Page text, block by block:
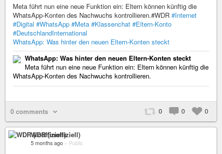
Meta führt nun eine neue Funktion ein: Eltern können künftig die
WhatsApp-Konten des Nachwuchs kontrollieren.#WDR #Internet
#Digital #WhatsApp #Meta #Klassenchat #Eltern-Konto
#DeutschlandInternational
WhatsApp: Was hinter den neuen Eltern-Konten steckt
WhatsApp: Was hinter den neuen Eltern-Konten steckt
Meta führt nun eine neue Funktion ein: Eltern können künftig die
WhatsApp-Konten des Nachwuchs kontrollieren.
0 0 0
0 comments
WDR (inoffiziell)
5 months ago – Public